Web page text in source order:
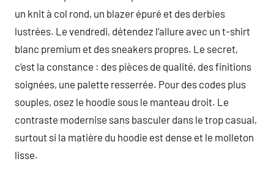
un knit à col rond, un blazer épuré et des derbies
lustrées. Le vendredi, détendez l’allure avec un t-shirt
blanc premium et des sneakers propres. Le secret,
c’est la constance : des pièces de qualité, des finitions
soignées, une palette resserrée. Pour des codes plus
souples, osez le hoodie sous le manteau droit. Le
contraste modernise sans basculer dans le trop casual,
surtout si la matière du hoodie est dense et le molleton
lisse.